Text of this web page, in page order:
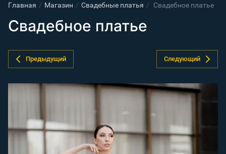
Главная / Магазин / Свадебные платья / Свадебное платье
Свадебное платье
Предыдущий Следующий